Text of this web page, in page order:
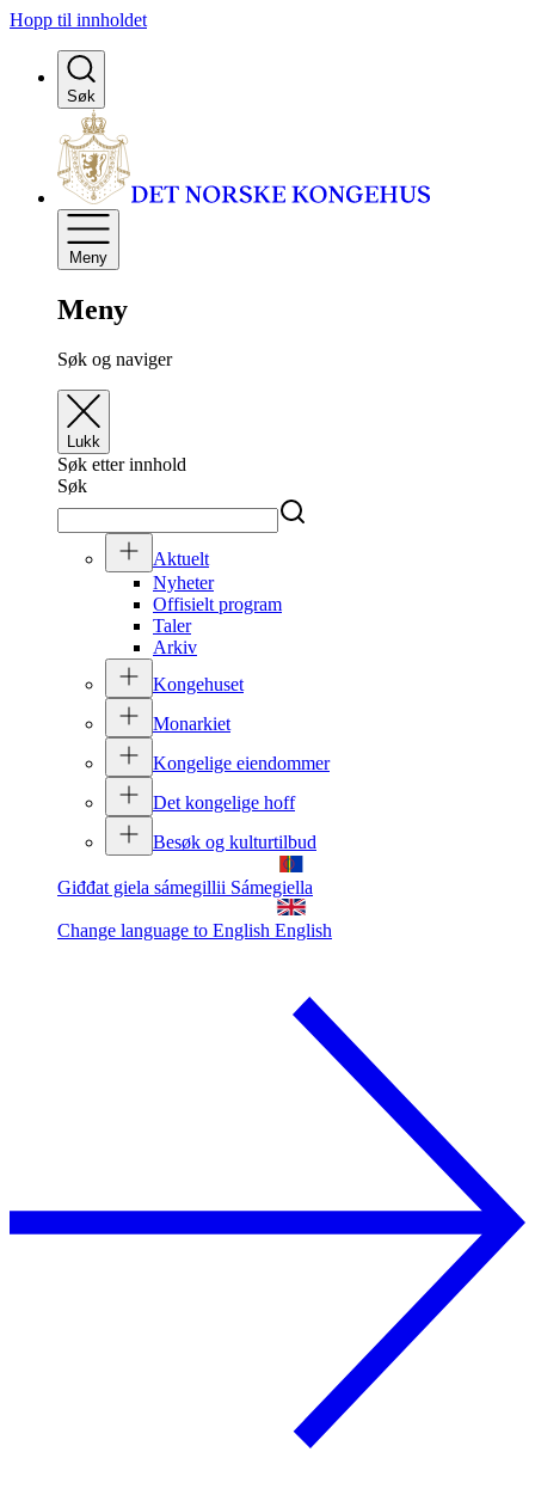
Hopp til innholdet
Søk
Meny
Meny
Søk og naviger
Lukk
Søk etter innhold
Søk
Aktuelt
Nyheter
Offisielt program
Taler
Arkiv
Kongehuset
Monarkiet
Kongelige eiendommer
Det kongelige hoff
Besøk og kulturtilbud
Giđđat giela sámegillii Sámegiella
Change language to English English